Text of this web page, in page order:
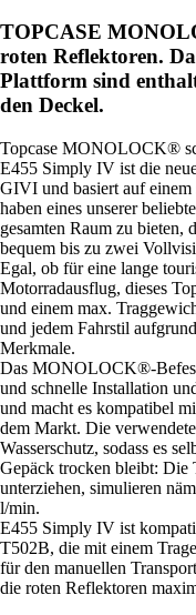
TOPCASE
roten Reflektoren.
Plattform sind
den Deckel.
Topcase MONOLOCK®
E455 Simply IV ist die
GIVI und basiert auf
haben eines unserer
gesamten Raum zu bieten,
bequem bis zu zwei
Egal, ob für eine lange
Motorradausflug, dieses
und einem max.
und jedem Fahrstil
Merkmale.
Das MONOLOCK®-
und schnelle Installation
und macht es kompatibel
dem Markt. Die
Wasserschutz, sodass es
Gepäck trocken bleibt: Die
unterziehen, simulieren
l/min.
E455 Simply IV ist
T502B, die mit einem
für den manuellen
die roten Reflektoren